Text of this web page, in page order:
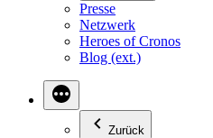
Presse
Netzwerk
Heroes of Cronos
Blog (ext.)
Zurück